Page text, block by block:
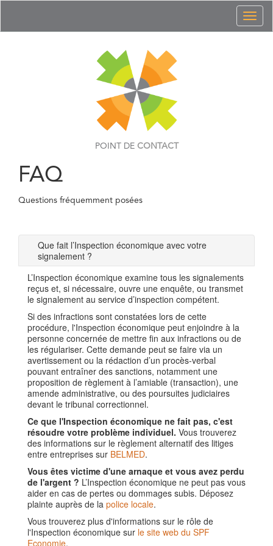
POINT DE CONTACT
FAQ
Questions fréquemment posées
Que fait l’Inspection économique avec votre
signalement ?
L’Inspection économique examine tous les signalements
reçus et, si nécessaire, ouvre une enquête, ou transmet
le signalement au service d’inspection compétent.
Si des infractions sont constatées lors de cette
procédure, l'Inspection économique peut enjoindre à la
personne concernée de mettre fin aux infractions ou de
les régulariser. Cette demande peut se faire via un
avertissement ou la rédaction d’un procès-verbal
pouvant entraîner des sanctions, notamment une
proposition de règlement à l’amiable (transaction), une
amende administrative, ou des poursuites judiciaires
devant le tribunal correctionnel.
Ce que l'Inspection économique ne fait pas, c'est
résoudre votre problème individuel. Vous trouverez
des informations sur le règlement alternatif des litiges
entre entreprises sur BELMED.
Vous êtes victime d'une arnaque et vous avez perdu
de l'argent ? L’Inspection économique ne peut pas vous
aider en cas de pertes ou dommages subis. Déposez
plainte auprès de la police locale.
Vous trouverez plus d'informations sur le rôle de
l'Inspection économique sur le site web du SPF
Economie.